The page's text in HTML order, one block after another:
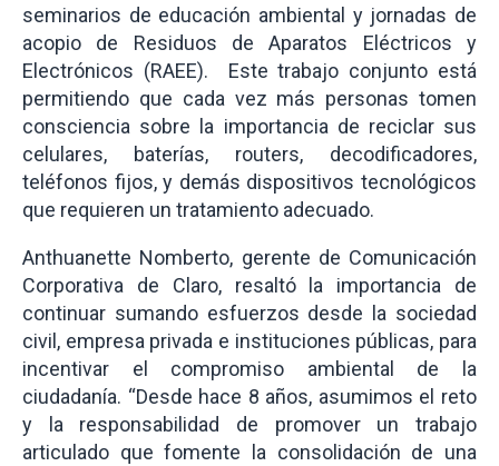
seminarios de educación ambiental y jornadas de
acopio de Residuos de Aparatos Eléctricos y
Electrónicos (RAEE). Este trabajo conjunto está
permitiendo que cada vez más personas tomen
consciencia sobre la importancia de reciclar sus
celulares, baterías, routers, decodificadores,
teléfonos fijos, y demás dispositivos tecnológicos
que requieren un tratamiento adecuado.
Anthuanette Nomberto, gerente de Comunicación
Corporativa de Claro, resaltó la importancia de
continuar sumando esfuerzos desde la sociedad
civil, empresa privada e instituciones públicas, para
incentivar el compromiso ambiental de la
ciudadanía. “Desde hace 8 años, asumimos el reto
y la responsabilidad de promover un trabajo
articulado que fomente la consolidación de una